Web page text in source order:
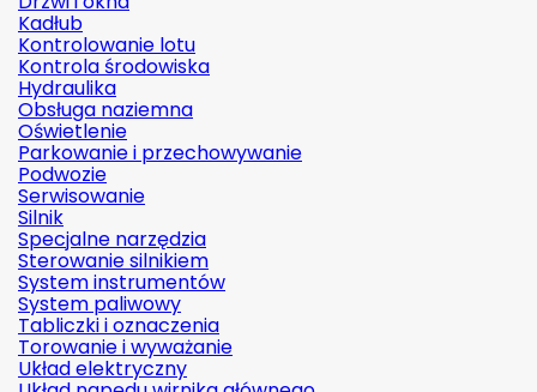
Kadłub
Kontrolowanie lotu
Kontrola środowiska
Hydraulika
Obsługa naziemna
Oświetlenie
Parkowanie i przechowywanie
Podwozie
Serwisowanie
Silnik
Specjalne narzędzia
Sterowanie silnikiem
System instrumentów
System paliwowy
Tabliczki i oznaczenia
Torowanie i wyważanie
Układ elektryczny